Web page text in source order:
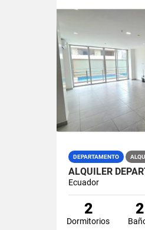
DEPARTAMENTO
Ecuador
2
Dormitorios
2